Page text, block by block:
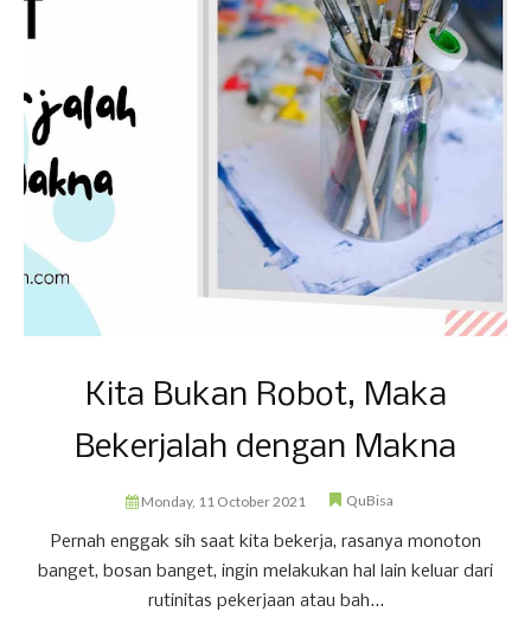
Kita Bukan Robot, Maka
Bekerjalah dengan Makna
Monday, 11 October 2021 QuBisa
Pernah enggak sih saat kita bekerja, rasanya monoton
banget, bosan banget, ingin melakukan hal lain keluar dari
rutinitas pekerjaan atau bah...